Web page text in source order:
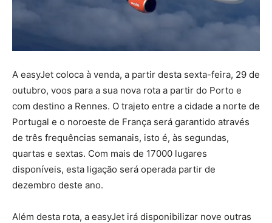
A easyJet coloca à venda, a partir desta sexta-feira, 29 de
outubro, voos para a sua nova rota a partir do Porto e
com destino a Rennes. O trajeto entre a cidade a norte de
Portugal e o noroeste de França será garantido através
de três frequências semanais, isto é, às segundas,
quartas e sextas. Com mais de 17000 lugares
disponíveis, esta ligação será operada partir de
dezembro deste ano.
Além desta rota, a easyJet irá disponibilizar nove outras